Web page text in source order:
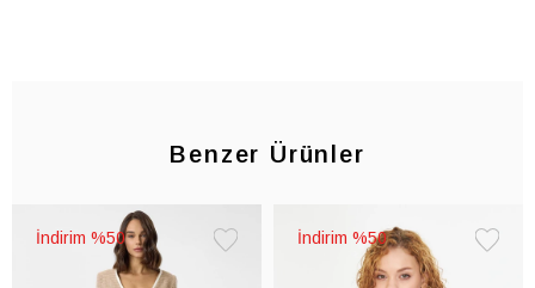
Benzer Ürünler
%50 %50